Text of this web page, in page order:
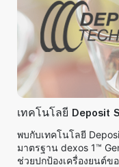
เทคโนโลยี Deposit
พบกับเทคโนโลยี
มาตรฐาน dexos 1™
ช่วยปกป้องเครื่องยนต์ข